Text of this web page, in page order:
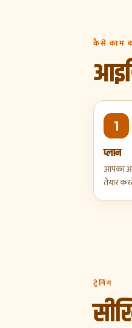
कैसे काम
1
प्लान
आपका
तैयार
ट्रेनिंग